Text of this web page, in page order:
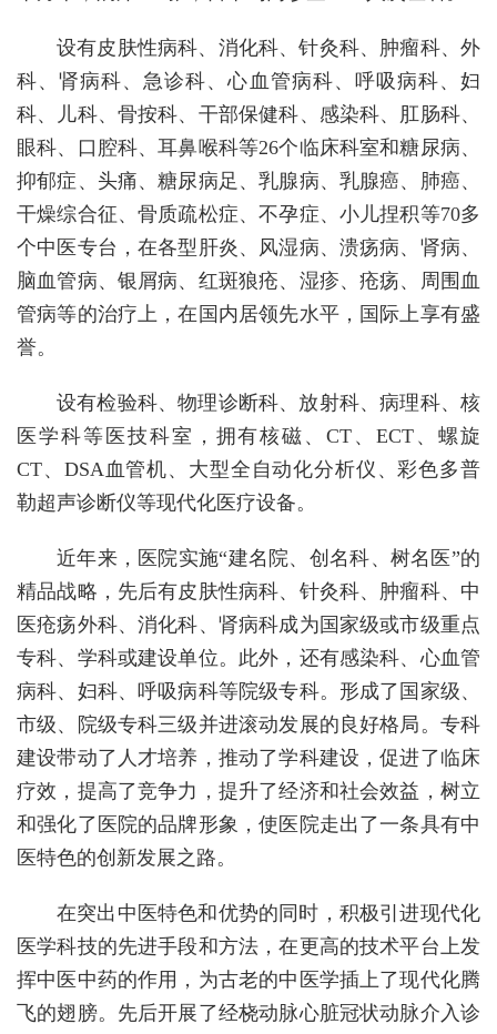
设有皮肤性病科、消化科、针灸科、肿瘤科、外
科、肾病科、急诊科、心血管病科、呼吸病科、妇
科、儿科、骨按科、干部保健科、感染科、肛肠科、
眼科、口腔科、耳鼻喉科等26个临床科室和糖尿病、
抑郁症、头痛、糖尿病足、乳腺病、乳腺癌、肺癌、
干燥综合征、骨质疏松症、不孕症、小儿捏积等70多
个中医专台，在各型肝炎、风湿病、溃疡病、肾病、
脑血管病、银屑病、红斑狼疮、湿疹、疮疡、周围血
管病等的治疗上，在国内居领先水平，国际上享有盛
誉。
设有检验科、物理诊断科、放射科、病理科、核
医学科等医技科室，拥有核磁、CT、ECT、螺旋
CT、DSA血管机、大型全自动化分析仪、彩色多普
勒超声诊断仪等现代化医疗设备。
近年来，医院实施“建名院、创名科、树名医”的
精品战略，先后有皮肤性病科、针灸科、肿瘤科、中
医疮疡外科、消化科、肾病科成为国家级或市级重点
专科、学科或建设单位。此外，还有感染科、心血管
病科、妇科、呼吸病科等院级专科。形成了国家级、
市级、院级专科三级并进滚动发展的良好格局。专科
建设带动了人才培养，推动了学科建设，促进了临床
疗效，提高了竞争力，提升了经济和社会效益，树立
和强化了医院的品牌形象，使医院走出了一条具有中
医特色的创新发展之路。
在突出中医特色和优势的同时，积极引进现代化
医学科技的先进手段和方法，在更高的技术平台上发
挥中医中药的作用，为古老的中医学插上了现代化腾
飞的翅膀。先后开展了经桡动脉心脏冠状动脉介入诊